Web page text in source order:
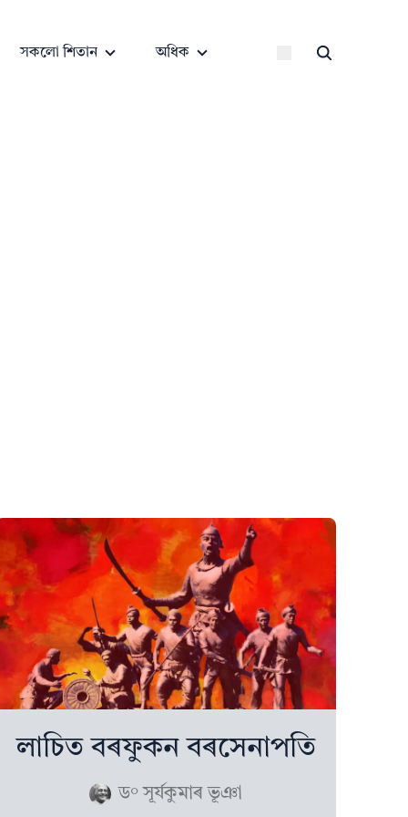
সকলো শিতান অধিক
লাচিত বৰফুকন বৰসেনাপতি
ড° সূৰ্যকুমাৰ ভূঞা